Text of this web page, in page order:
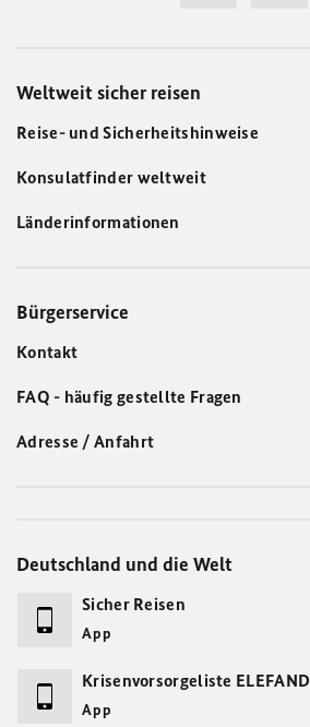
Weltweit sicher reisen
Reise- und Sicherheitshinweise
Konsulatfinder weltweit
Länderinformationen
Bürgerservice
Kontakt
FAQ - häufig gestellte Fragen
Adresse / Anfahrt
Deutschland und die Welt
Sicher Reisen
App
Krisenvorsorgeliste ELEFAND
App